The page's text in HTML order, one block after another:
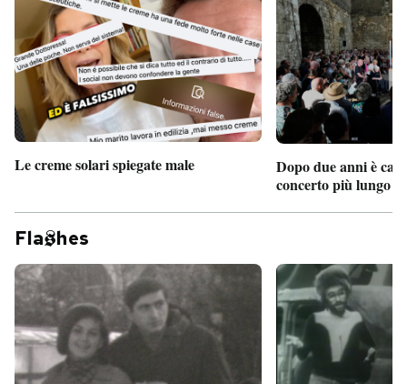
Le creme solari spiegate male
Dopo due anni è
concerto più lungo
Fla hes